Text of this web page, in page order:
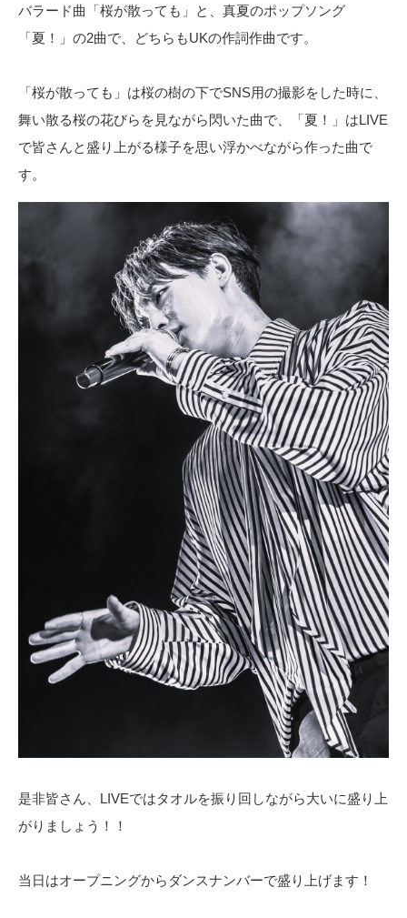
バラード曲「桜が散っても」と、真夏のポップソング
「夏！」の2曲で、どちらもUKの作詞作曲です。
「桜が散っても」は桜の樹の下でSNS用の撮影をした時に、
舞い散る桜の花びらを見ながら閃いた曲で、「夏！」はLIVE
で皆さんと盛り上がる様子を思い浮かべながら作った曲で
す。
是非皆さん、LIVEではタオルを振り回しながら大いに盛り上
がりましょう！！
当日はオープニングからダンスナンバーで盛り上げます！